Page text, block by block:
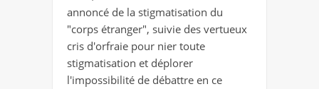
annoncé de la stigmatisation du
"corps étranger", suivie des vertueux
cris d'orfraie pour nier toute
stigmatisation et déplorer
l'impossibilité de débattre en ce